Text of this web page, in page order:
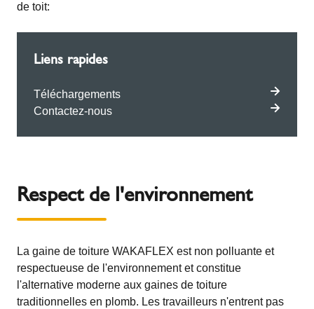
de toit:
Liens rapides
Téléchargements
Contactez-nous
Respect de l'environnement
La gaine de toiture WAKAFLEX est non polluante et
respectueuse de l'environnement et constitue
l'alternative moderne aux gaines de toiture
traditionnelles en plomb. Les travailleurs n'entrent pas